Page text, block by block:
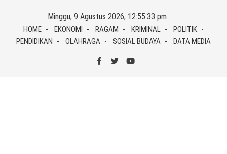
content
Minggu, 9 Agustus 2026, 12:55:33 pm
HOME EKONOMI RAGAM KRIMINAL
POLITIK
PENDIDIKAN
OLAHRAGA SOSIAL BUDAYA DATA MEDIA